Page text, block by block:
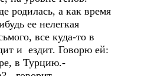
родилась, а как время
ее нелегкая
все куда-то в
и ездит. Говорю ей:
в Турцию.-